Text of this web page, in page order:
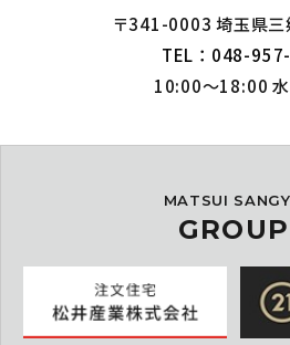
〒341-0003 埼玉県
TEL：048-
10:00～18:00
MATSUI
GROUP